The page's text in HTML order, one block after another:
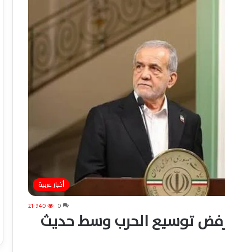
أخبار عربية
0 21٬940
توسيع الحرب وسط حديث